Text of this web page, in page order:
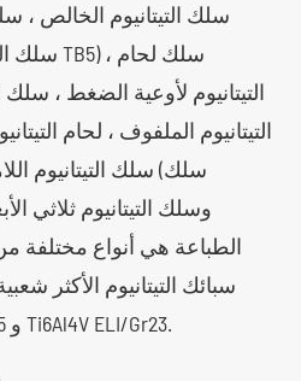
سلك التيتانيوم الخالص ،
التيتانيوم لأوعية الضغط ، سلك
التيتانيوم الملفوف ، لحام
سلك التيتانيوم
الطباعة هي أنواع مختلفة من
سبائك التيتانيوم الأكثر
سبائك التيتانيوم Ti6Al4/gr5 و Ti6Al4V ELI/Gr23.